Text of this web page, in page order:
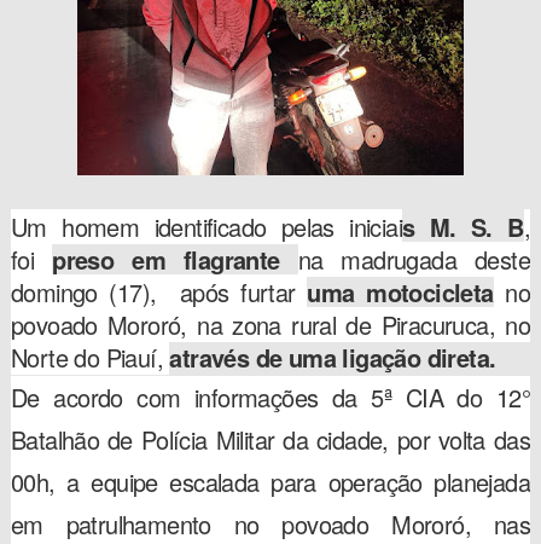
Um homem identificado pelas iniciais M. S. B,
foi preso em flagrante na madrugada deste
domingo (17), após furtar uma motocicleta no
povoado Mororó, na zona rural de Piracuruca, no
Norte do Piauí, através de uma ligação direta.
De acordo com informações da 5ª CIA do 12°
Batalhão de Polícia Militar da cidade, por volta das
00h, a equipe escalada para operação planejada
em patrulhamento no povoado Mororó, nas